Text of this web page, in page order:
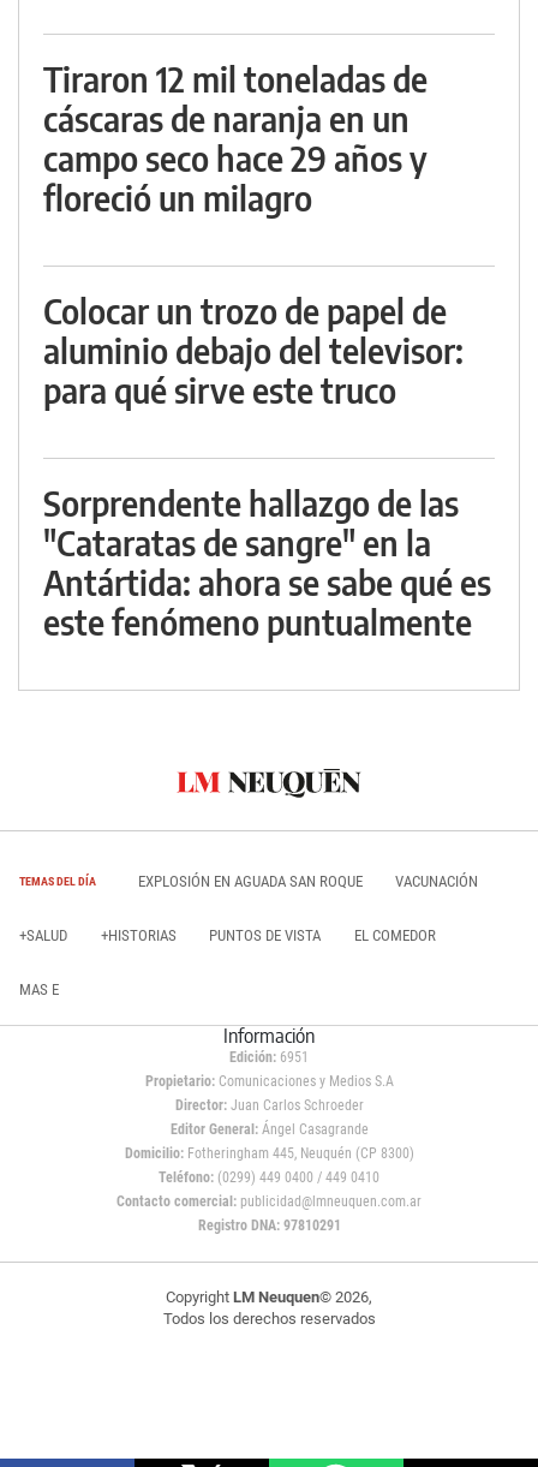
Tiraron 12 mil toneladas de
cáscaras de naranja en un
campo seco hace 29 años y
floreció un milagro
Colocar un trozo de papel de
aluminio debajo del televisor:
para qué sirve este truco
Sorprendente hallazgo de las
"Cataratas de sangre" en la
Antártida: ahora se sabe qué es
este fenómeno puntualmente
TEMAS DEL DÍA EXPLOSIÓN EN AGUADA SAN ROQUE VACUNACIÓN
+SALUD +HISTORIAS PUNTOS DE VISTA EL COMEDOR
MAS E
Información
Edición: 6951
Propietario:Comunicaciones y Medios S.A
Director: Juan Carlos Schroeder
Editor General:Ángel Casagrande
Domicilio:Fotheringham 445, Neuquén (CP 8300)
Teléfono: (0299) 449 0400 / 449 0410
Contacto comercial: publicidad@lmneuquen.com.ar
Registro DNA: 97810291
Copyright LM Neuquen© 2026,
Todos los derechos reservados